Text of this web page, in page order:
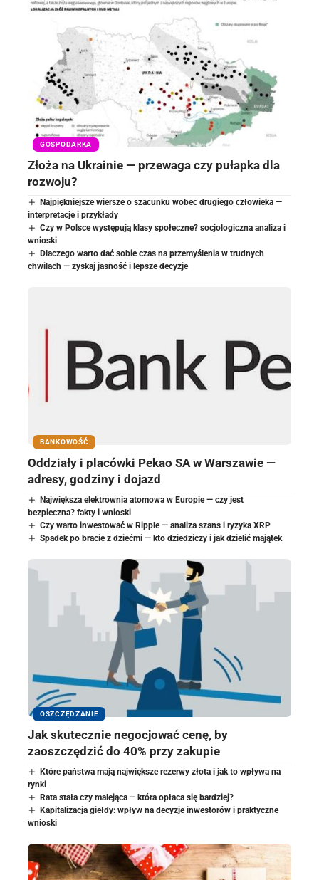
GOSPODARKA
Złoża na Ukrainie — przewaga czy pułapka dla
rozwoju?
Najpiękniejsze wiersze o szacunku wobec drugiego człowieka —
interpretacje i przykłady
Czy w Polsce występują klasy społeczne? socjologiczna analiza i
wnioski
Dlaczego warto dać sobie czas na przemyślenia w trudnych
chwilach — zyskaj jasność i lepsze decyzje
BANKOWOŚĆ
Oddziały i placówki Pekao SA w Warszawie —
adresy, godziny i dojazd
Największa elektrownia atomowa w Europie — czy jest
bezpieczna? fakty i wnioski
Czy warto inwestować w Ripple — analiza szans i ryzyka XRP
Spadek po bracie z dziećmi — kto dziedziczy i jak dzielić majątek
OSZCZĘDZANIE
Jak skutecznie negocjować cenę, by
zaoszczędzić do 40% przy zakupie
Które państwa mają największe rezerwy złota i jak to wpływa na
rynki
Rata stała czy malejąca – która opłaca się bardziej?
Kapitalizacja giełdy: wpływ na decyzje inwestorów i praktyczne
wnioski